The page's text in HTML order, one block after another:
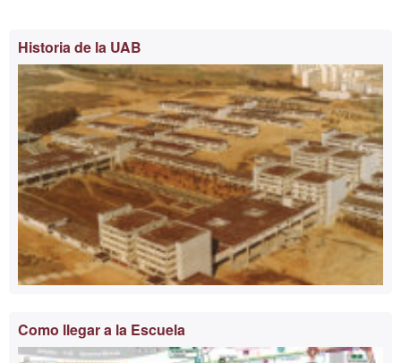
Información
complementaria
Historia de la UAB
Como llegar a la Escuela